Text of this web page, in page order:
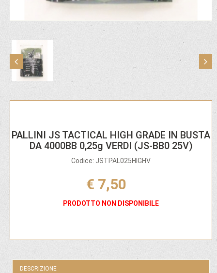
PALLINI JS TACTICAL HIGH GRADE IN BUSTA
DA 4000BB 0,25g VERDI (JS-BB0 25V)
Codice: JSTPAL025HIGHV
€ 7,50
PRODOTTO NON DISPONIBILE
DESCRIZIONE